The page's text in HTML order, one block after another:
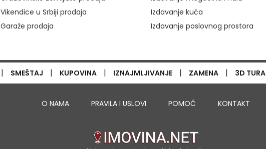
Vikendice u Srbiji prodaja
Garaže prodaja
Izdavanje kuća
Izdavanje poslovnog prostora
| SMEŠTAJ | KUPOVINA | IZNAJMLJIVANJE | ZAMENA | 3D TURA
O NAMA PRAVILA I USLOVI POMOĆ KONTAKT